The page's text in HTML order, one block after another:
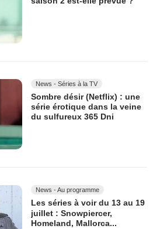
News - Séries à la TV
Sombre désir (Netflix) : une
série érotique dans la veine
du sulfureux 365 Dni
News - Au programme
Les séries à voir du 13 au 19
juillet : Snowpiercer,
Homeland, Mallorca...